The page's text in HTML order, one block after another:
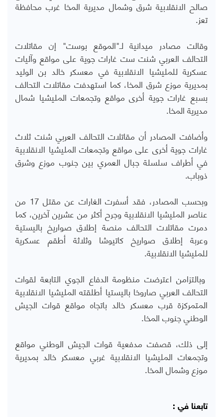
صالح الانقلابية شرق وشمال مديرية المخا غرب محافظة
تعز.
وقالت مصادر ميدانية لـ"الموقع بوست" إن مقاتلات
التحالف العربي شنت ست غارات جوية على مواقع وآليات
عسكرية للمليشيا الانقلابية في معسكر خالد بن الوليد
بمديرية موزع شرق المخا، كما استهدفت مقاتلات التحالف
بسبع غارات جوية أخرى مواقع وتجمعات المليشيا شمال
مديرية المخا.
وأضافت المصادر أن مقاتلات التحالف العربي شنت ثلاث
غارات جوية أخرى على مواقع وتجمعات المليشيا الانقلابية
في أطراف سلسلة جبال العمري بين جنوب موزع وشرق
ذوباب.
وبحسب المصادر، فقد أسفرت الغارات عن مقتل 17 من
عناصر المليشيا الانقلابية وجرح أكثر من عشرين آخرين، كما
دمرت مقاتلات التحالف منصة إطلاق صواريخ باليستية
وعربة إطلاق صواريخ كاتيوشا وثلاثة أطقم عسكرية
للمليشيا الانقلابية.
وبالتزامن اعترضت منظومة الدفاع الجوي التابعة لقوات
التحالف العربي صاروخا باليستيا أطلقته المليشيا الانقلابية
المتمركزة قرب معسكر خالد باتجاه مواقع قوات الجيش
الوطني جنوب المخا.
إلى ذلك، قصفت مدفعية قوات الجيش الوطني مواقع
وتجمعات المليشيا الانقلابية غربي معسكر خالد بمديرية
موزع وشمال المخا.
تابعنا في :